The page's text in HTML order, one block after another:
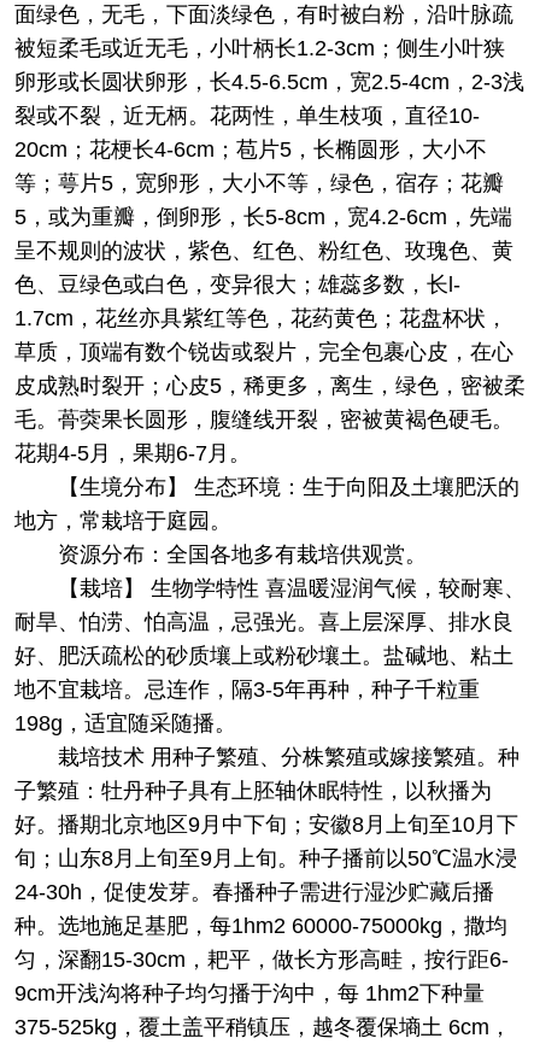
面绿色，无毛，下面淡绿色，有时被白粉，沿叶脉疏
被短柔毛或近无毛，小叶柄长1.2-3cm；侧生小叶狭
卵形或长圆状卵形，长4.5-6.5cm，宽2.5-4cm，2-3浅
裂或不裂，近无柄。花两性，单生枝项，直径10-
20cm；花梗长4-6cm；苞片5，长椭圆形，大小不
等；萼片5，宽卵形，大小不等，绿色，宿存；花瓣
5，或为重瓣，倒卵形，长5-8cm，宽4.2-6cm，先端
呈不规则的波状，紫色、红色、粉红色、玫瑰色、黄
色、豆绿色或白色，变异很大；雄蕊多数，长l-
1.7cm，花丝亦具紫红等色，花药黄色；花盘杯状，
草质，顶端有数个锐齿或裂片，完全包裹心皮，在心
皮成熟时裂开；心皮5，稀更多，离生，绿色，密被柔
毛。蓇葖果长圆形，腹缝线开裂，密被黄褐色硬毛。
花期4-5月，果期6-7月。
【生境分布】 生态环境：生于向阳及土壤肥沃的
地方，常栽培于庭园。
资源分布：全国各地多有栽培供观赏。
【栽培】 生物学特性 喜温暖湿润气候，较耐寒、
耐旱、怕涝、怕高温，忌强光。喜上层深厚、排水良
好、肥沃疏松的砂质壤上或粉砂壤土。盐碱地、粘土
地不宜栽培。忌连作，隔3-5年再种，种子千粒重
198g，适宜随采随播。
栽培技术 用种子繁殖、分株繁殖或嫁接繁殖。种
子繁殖：牡丹种子具有上胚轴休眠特性，以秋播为
好。播期北京地区9月中下旬；安徽8月上旬至10月下
旬；山东8月上旬至9月上旬。种子播前以50℃温水浸
24-30h，促使发芽。春播种子需进行湿沙贮藏后播
种。选地施足基肥，每1hm2 60000-75000kg，撒均
匀，深翻15-30cm，耙平，做长方形高畦，按行距6-
9cm开浅沟将种子均匀播于沟中，每 1hm2下种量
375-525kg，覆土盖平稍镇压，越冬覆保墒土 6cm，